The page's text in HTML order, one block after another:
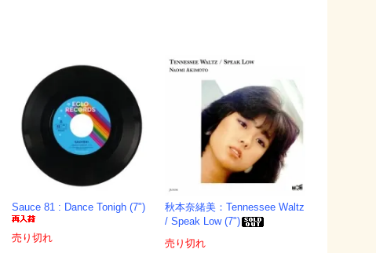
Sauce 81 : Dance Tonigh (7")
売り切れ
秋本奈緒美：Tennessee Waltz
/ Speak Low (7")
売り切れ